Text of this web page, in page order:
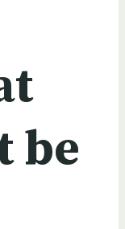
be